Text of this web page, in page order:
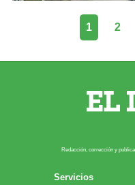
1 2
Redacción, corrección y
Servicios